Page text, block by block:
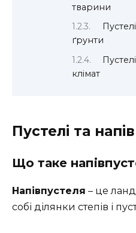
тварини
ґрунти
клімат
Пустелі та
Що таке
Напівпустеля – це
собі ділянки степів і